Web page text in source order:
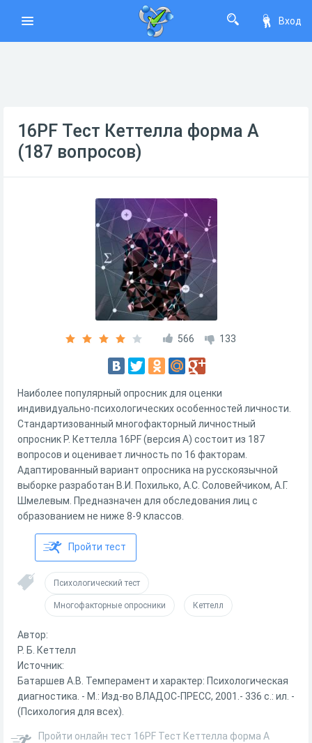
Вход
16PF Тест Кеттелла форма А
(187 вопросов)
566 133
Наиболее популярный опросник для оценки
индивидуально-психологических особенностей личности.
Стандартизованный многофакторный личностный
опросник Р. Кеттелла 16PF (версия А) состоит из 187
вопросов и оценивает личность по 16 факторам.
Адаптированный вариант опросника на русскоязычной
выборке разработан В.И. Похилько, А.С. Соловейчиком, А.Г.
Шмелевым. Предназначен для обследования лиц с
образованием не ниже 8-9 классов.
Пройти тест
Психологический тест
Многофакторные опросники Кеттелл
Автор:
Р. Б. Кеттелл
Источник:
Батаршев А.В. Темперамент и характер: Психологическая
диагностика. - М.: Изд-во ВЛАДОС-ПРЕСС, 2001.- 336 с.: ил. -
(Психология для всех).
Пройти онлайн тест 16PF Тест Кеттелла форма А